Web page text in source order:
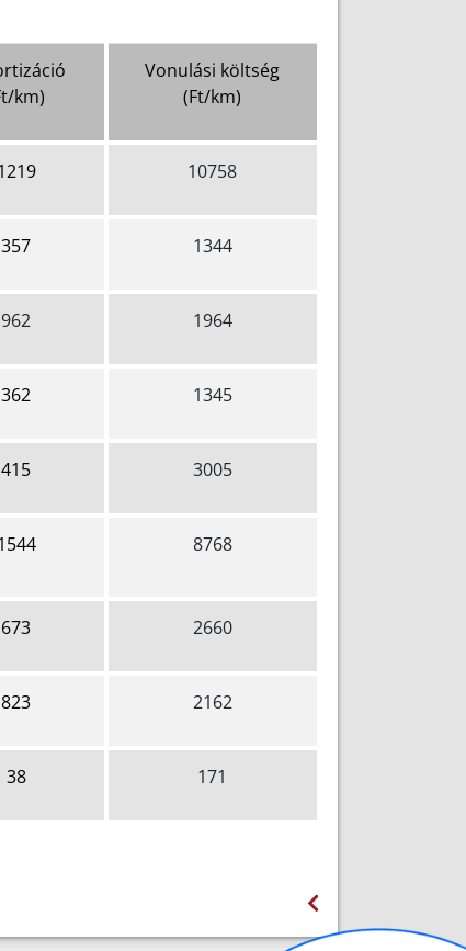
km)
Vonulási költség
(Ft/km)
10758
357 1344
962 1964
362 1345
415 3005
8768
673 2660
823 2162
38 171